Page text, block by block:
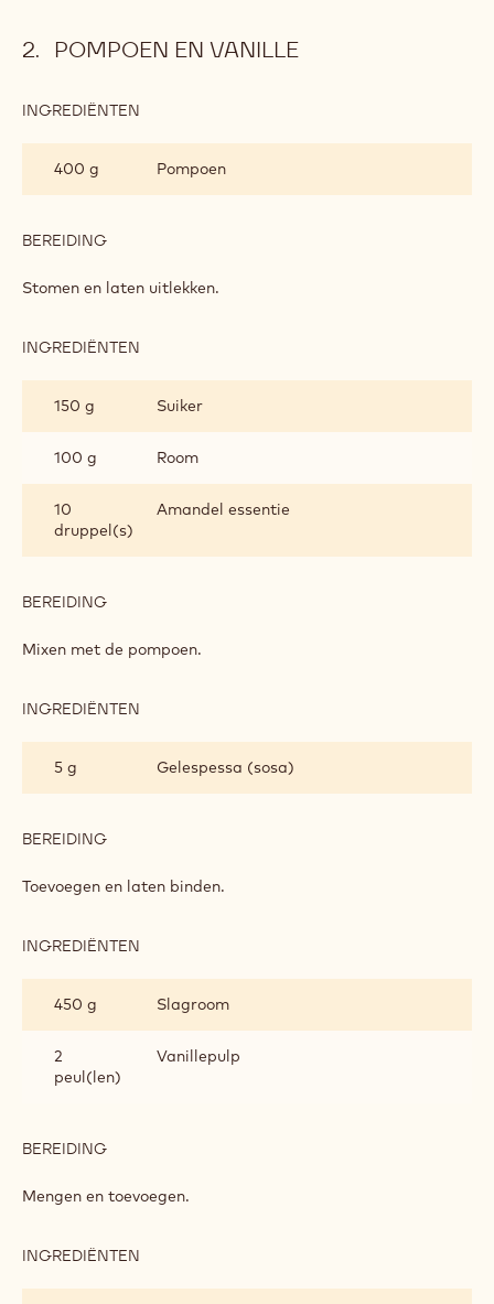
POMPOEN EN VANILLE
INGREDIËNTEN
VANILLE
400 g Pompoen
BEREIDING
EN
Stomen en laten uitlekken.
INGREDIËNTEN
VANILLE
150 g Suiker
100 g Room
10
druppel(s)
Amandel essentie
BEREIDING
EN
VANILLE
Mixen met de pompoen.
INGREDIËNTEN
VANILLE
5 g Gelespessa (sosa)
BEREIDING
EN
Toevoegen en laten binden.
INGREDIËNTEN
VANILLE
450 g Slagroom
2
peul(len)
Vanillepulp
BEREIDING
EN
VANILLE
Mengen en toevoegen.
INGREDIËNTEN